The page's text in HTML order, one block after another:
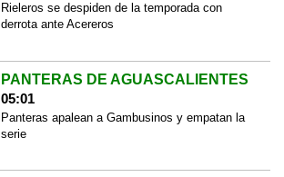
Rieleros se despiden de la temporada con
derrota ante Acereros
PANTERAS DE AGUASCALIENTES
05:01
Panteras apalean a Gambusinos y empatan la
serie